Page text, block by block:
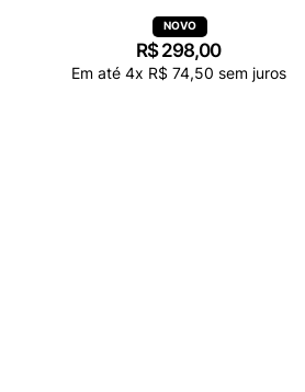
R$298,00
Em até 4x R$ 74,50 sem juros